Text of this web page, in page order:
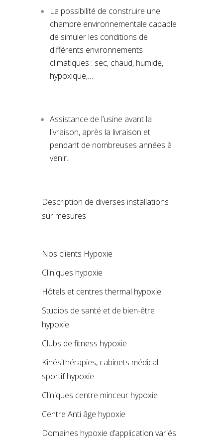
La possibilité de construire une
chambre environnementale capable
de simuler les conditions de
différents environnements
climatiques : sec, chaud, humide,
hypoxique,…
Assistance de l’usine avant la
livraison, après la livraison et
pendant de nombreuses années à
venir.
Description de diverses installations
sur mesures
Nos clients Hypoxie
Cliniques hypoxie
Hôtels et centres thermal hypoxie
Studios de santé et de bien-être
hypoxie
Clubs de fitness hypoxie
Kinésithérapies, cabinets médical
sportif hypoxie
Cliniques centre minceur hypoxie
Centre Anti âge hypoxie
Domaines hypoxie d’application variés